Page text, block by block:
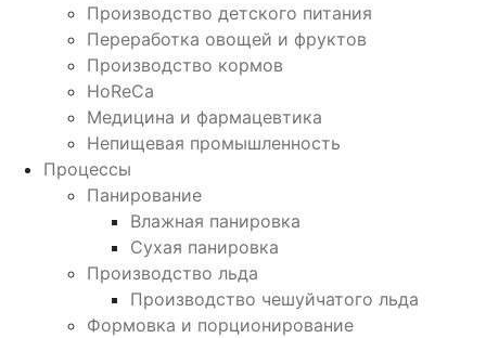
Производство детского питания
Переработка овощей и фруктов
Производство кормов
HoReCa
Медицина и фармацевтика
Непищевая промышленность
Процессы
Панирование
Влажная панировка
Сухая панировка
Производство льда
Производство чешуйчатого льда
Формовка и порционирование